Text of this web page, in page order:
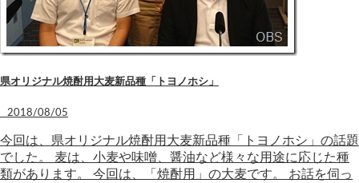
県オリジナル焼酎用大麦新品種「トヨノホシ」
2018/08/05
今回は、県オリジナル焼酎用大麦新品種「トヨノホシ」の話題
でした。 麦は、小麦や味噌、醤油など様々な用途に応じた種
類があります。 今回は、「焼酎用」の大麦です。 お話を伺っ